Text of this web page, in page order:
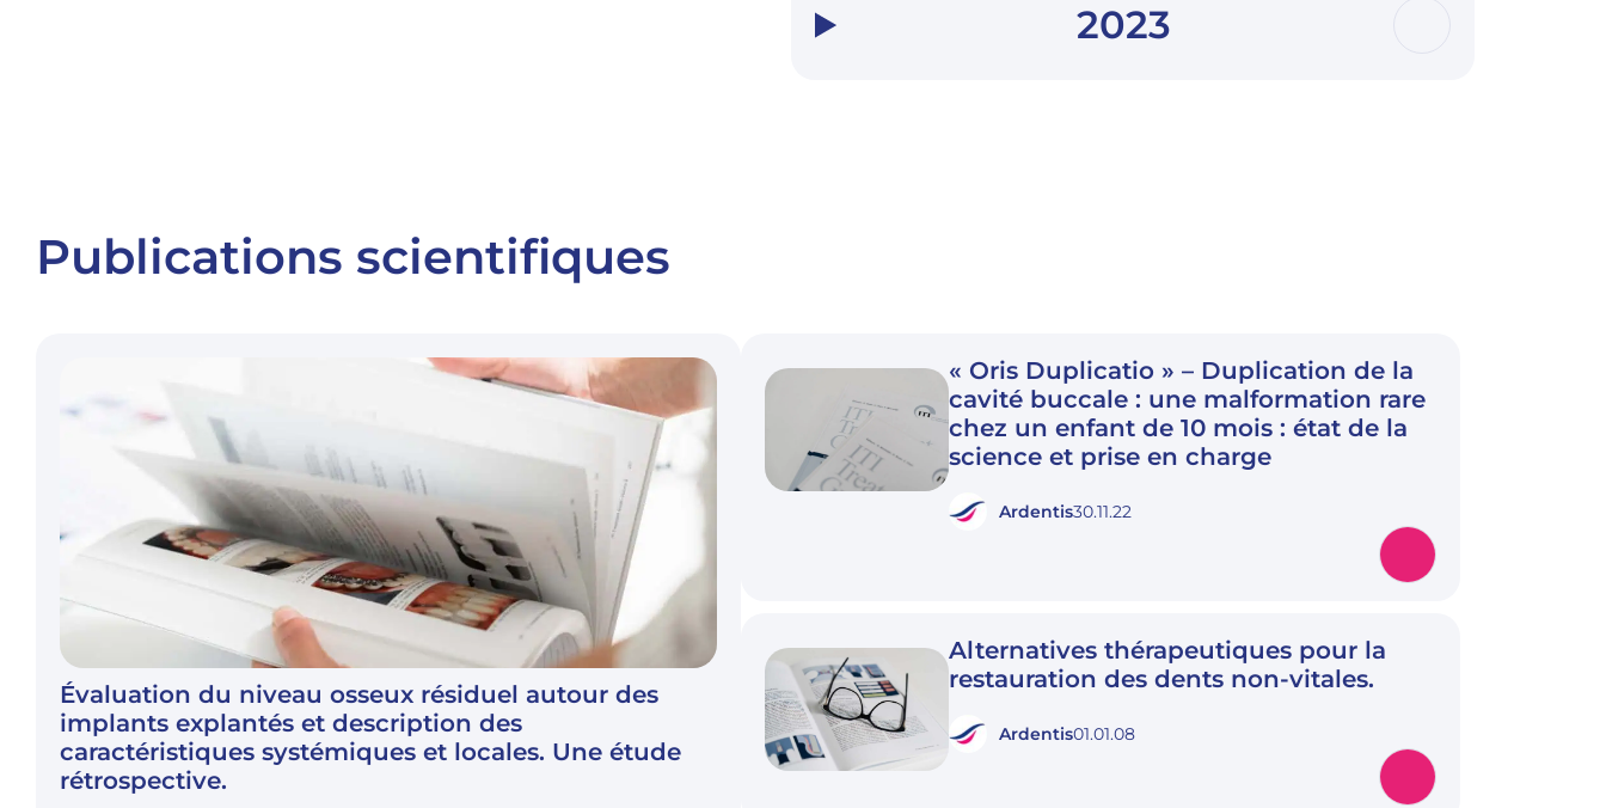
2023
Publications scientifiques
Évaluation du niveau osseux résiduel autour des
implants explantés et description des
caractéristiques systémiques et locales. Une étude
rétrospective.
« Oris Duplicatio » – Duplication de la
cavité buccale : une malformation rare
chez un enfant de 10 mois : état de la
science et prise en charge
Ardentis30.11.22
Alternatives thérapeutiques pour la
restauration des dents non-vitales.
Ardentis01.01.08